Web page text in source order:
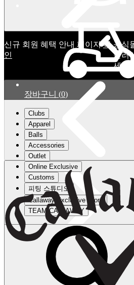
신규 회원 혜택 안내 페이지확
인
공식
눌러
세요.
장바구니 (0)
Clubs
Apparel
Balls
Accessories
Outlet
Online Exclusive
Customs
피팅 스튜디오
Callaway Exclusive Store
TEAM CALLAWAY